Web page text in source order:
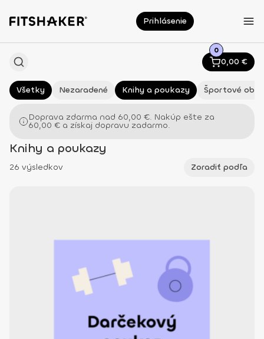
Prihlásenie
0
0,00 €
Všetky Nezaradené Knihy a poukazy Športové
Doprava zdarma nad 60,00 €. Nakúp ešte za
60,00 €a získaj dopravu zadarmo.
Knihy a poukazy
26 výsledkov Zoradiť podľa